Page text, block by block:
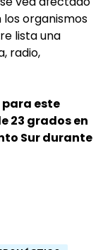
organismos
lista una
radio,
para este
23 grados en
Sur durante